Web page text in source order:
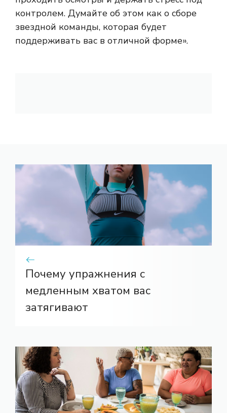
контролем. Думайте об этом как о сборе
звездной команды, которая будет
поддерживать вас в отличной форме».
Почему упражнения с
медленным хватом вас
затягивают